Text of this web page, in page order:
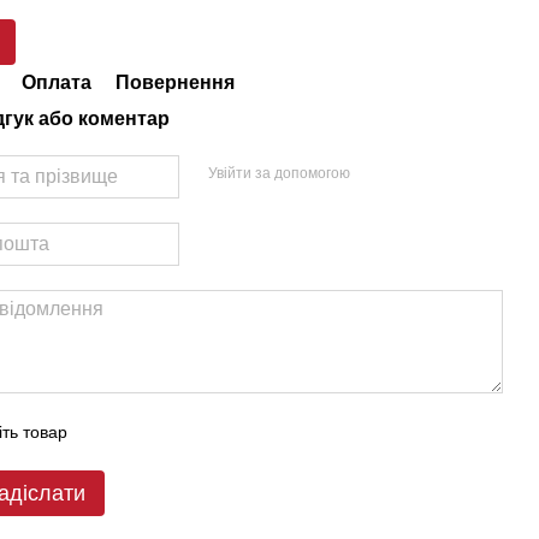
Оплата
Повернення
або коментар
Увійти за допомогою
товар